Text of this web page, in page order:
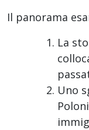
Il panorama
La
Uno